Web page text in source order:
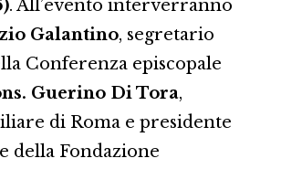
. All’evento interverranno
Galantino, segretario
Conferenza episcopale
Guerino Di Tora,
di Roma e presidente
della Fondazione